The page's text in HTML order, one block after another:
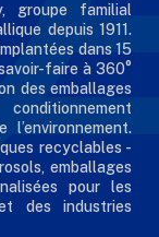
groupe familial
depuis 1911.
dans 15
faire à 360°
des emballages
recyclables -
emballages
pour les
des industries